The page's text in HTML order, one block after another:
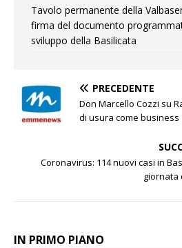
Tavolo permanente della
firma del documento
sviluppo della Basilicata
PRECEDENTE
Don Marcello Cozzi su
di usura come business
Coronavirus: 114 nuovi casi in
giornata
IN PRIMO PIANO